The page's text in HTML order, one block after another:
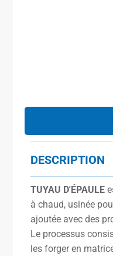
DESCRIPTION
TUYAU D'ÉPAULE
à chaud, usinée
ajoutée avec des
Le processus
les forger en